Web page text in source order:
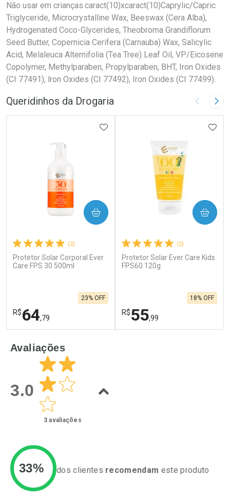
Não usar em crianças.caract(10)xcaract(10)Caprylic/Capric
Triglyceride, Microcrystalline Wax, Beeswax (Cera Alba),
Hydrogenated Coco-Glycerides, Theobroma Grandiflorum
Seed Butter, Copernicia Cerifera (Carnauba) Wax, Salicylic
Acid, Melaleuca Alternifolia (Tea Tree) Leaf Oil, VP/Eicosene
Copolymer, Methylparaben, Propylparaben, BHT, Iron Oxides
(CI 77491), lron Oxides (CI 77492), Iron Oxides (CI 77499).
Queridinhos da Drogaria Imagem
(2)
Protetor Solar Corporal Ever
Care FPS 30 500ml
R$64,79
23% OFF
ADICIONAR AOS FAVORITOS
COMPRAR
Laboratório
Por Menos
(2)
Protetor Solar Ever Care Kids
FPS60 120g
R$55,99
18% OFF
COMPRAR
Avaliações
3.0
3 avaliações
33% dos clientes recomendam este produto